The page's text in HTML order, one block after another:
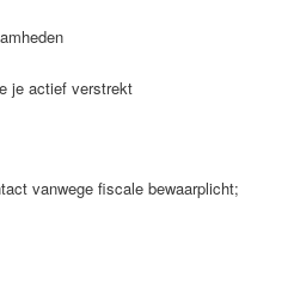
je actief verstrekt
vanwege fiscale bewaarplicht;